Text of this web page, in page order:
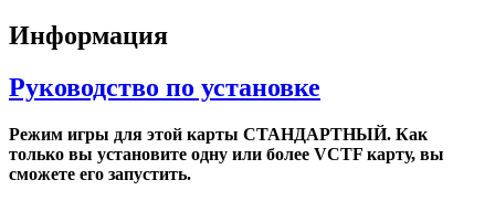
Информация
Руководство по установке
Режим игры для этой карты СТАНДАРТНЫЙ. Как
только вы установите одну или более VCTF карту, вы
сможете его запустить.